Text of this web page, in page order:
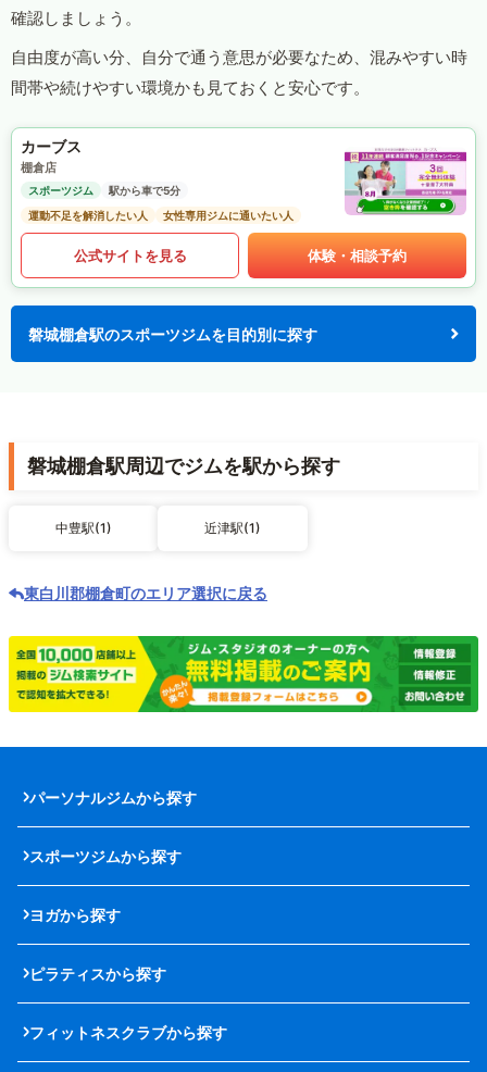
確認しましょう。
自由度が高い分、自分で通う意思が必要なため、混みやすい時
間帯や続けやすい環境かも見ておくと安心です。
カーブス
棚倉店
スポーツジム
駅から車で5分
運動不足を解消したい人
女性専用ジムに通いたい人
公式サイトを見る 体験・相談予約
磐城棚倉駅のスポーツジムを目的別に探す
磐城棚倉駅周辺でジムを駅から探す
中豊駅(1) 近津駅(1)
東白川郡棚倉町のエリア選択に戻る
パーソナルジムから探す
スポーツジムから探す
ヨガから探す
ピラティスから探す
フィットネスクラブから探す